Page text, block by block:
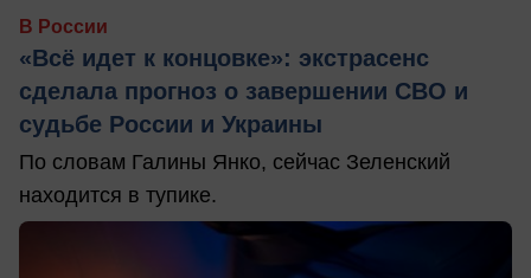
В России
«Всё идет к концовке»: экстрасенс
сделала прогноз о завершении СВО и
судьбе России и Украины
По словам Галины Янко, сейчас Зеленский
находится в тупике.